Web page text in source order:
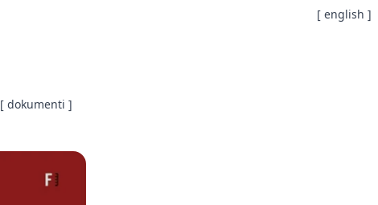
[ dokumenti ]
[ english ]